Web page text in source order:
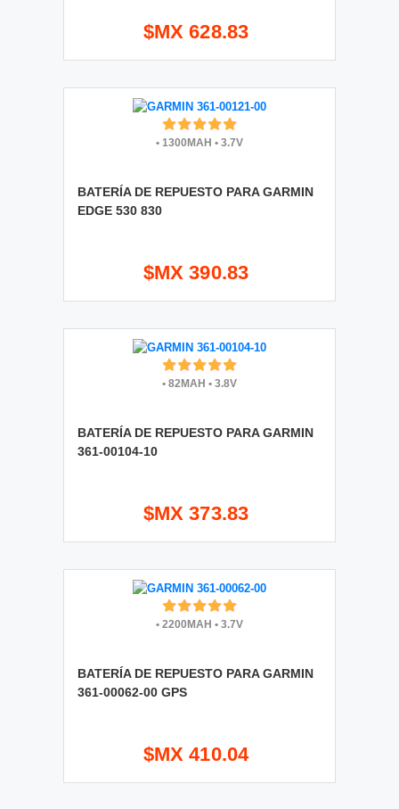
$MX 628.83
• 1300MAH • 3.7V
BATERÍA DE REPUESTO PARA GARMIN
EDGE 530 830
$MX 390.83
• 82MAH • 3.8V
BATERÍA DE REPUESTO PARA GARMIN
361-00104-10
$MX 373.83
• 2200MAH • 3.7V
BATERÍA DE REPUESTO PARA GARMIN
361-00062-00 GPS
$MX 410.04